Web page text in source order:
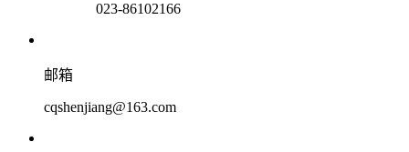
023-86102166
邮箱
cqshenjiang@163.com